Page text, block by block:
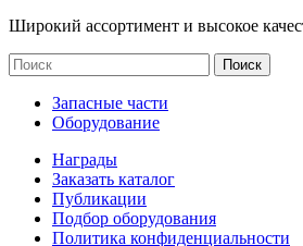
Широкий ассортимент и высокое
Запасные части
Оборудование
Награды
Заказать каталог
Публикации
Подбор оборудования
Политика конфиденциальности